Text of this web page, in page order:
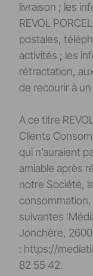
livraison ; les
REVOL
postales,
activités ; les
rétractation,
de recourir à
A ce titre
Clients
qui n’auraient
amiable après
notre Société,
suivantes
Jonchère,
: https://
82 55 42.